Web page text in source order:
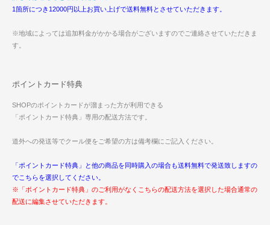
1箇所につき12000円以上お買い上げで送料無料とさせていただきます。
※地域によっては追加料金がかかる場合がございますのでご連絡させていただきま
す。
ポイントカード特典
SHOPのポイントカードが溜まった方が利用できる
「ポイントカード特典」専用の配送方法です。
道外への発送等でクール便をご希望の方は備考欄にご記入ください。
「ポイントカード特典」と他の商品を同時購入の場合も送料無料で発送致しますの
でこちらを選択してください。
※「ポイントカード特典」のご利用がなくこちらの配送方法を選択した場合通常の
配送に編集させていただきます。